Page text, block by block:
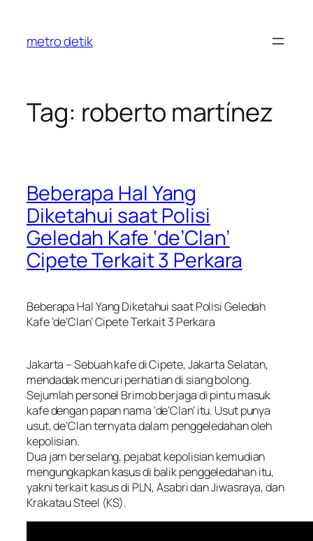
content
metro detik
Tag: roberto martínez
Beberapa Hal Yang
Diketahui saat Polisi
Geledah Kafe ‘de’Clan’
Cipete Terkait 3 Perkara
Beberapa Hal Yang Diketahui saat Polisi Geledah
Kafe ‘de’Clan’ Cipete Terkait 3 Perkara
Jakarta – Sebuah kafe di Cipete, Jakarta Selatan,
mendadak mencuri perhatian di siang bolong.
Sejumlah personel Brimob berjaga di pintu masuk
kafe dengan papan nama ‘de’Clan’ itu. Usut punya
usut, de’Clan ternyata dalam penggeledahan oleh
kepolisian.
Dua jam berselang, pejabat kepolisian kemudian
mengungkapkan kasus di balik penggeledahan itu,
yakni terkait kasus di PLN, Asabri dan Jiwasraya, dan
Krakatau Steel (KS).